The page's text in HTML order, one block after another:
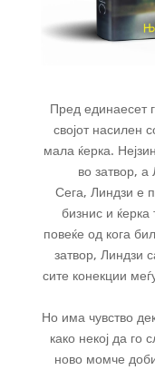
Пред единаесет
својот насилен
мала ќерка.
во затвор,
Сега, Линдзи е
бизнис и ќерка
повеќе од кога
затвор, Линдзи
сите конекции
Но има чувство
како некој да го
ново момче